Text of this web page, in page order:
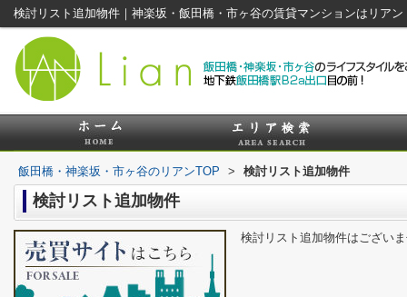
検討リスト追加物件｜神楽坂・飯田橋・市ヶ谷の賃貸マンションはリアン
飯田橋・神楽坂・市ヶ谷のリアンTOP > 検討リスト追加物件
検討リスト追加物件
検討リスト追加物件はござい